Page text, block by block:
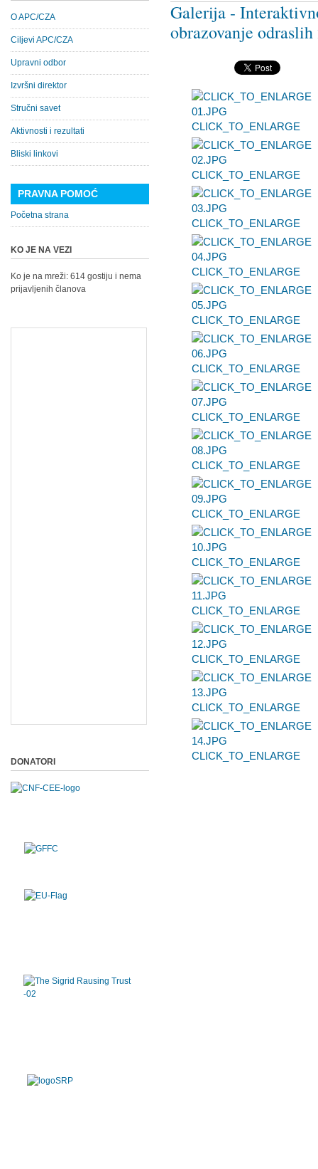
Galerija -
obrazovanje
CLICK_TO_ENLARGE
CLICK_TO_ENLARGE
CLICK_TO_ENLARGE
CLICK_TO_ENLARGE
CLICK_TO_ENLARGE
CLICK_TO_ENLARGE
CLICK_TO_ENLARGE
CLICK_TO_ENLARGE
CLICK_TO_ENLARGE
CLICK_TO_ENLARGE
CLICK_TO_ENLARGE
CLICK_TO_ENLARGE
CLICK_TO_ENLARGE
CLICK_TO_ENLARGE
O APC/CZA
Ciljevi APC/CZA
Upravni odbor
Izvršni direktor
Stručni savet
Aktivnosti i rezultati
Bliski linkovi
PRAVNA POMOĆ
Početna strana
KO JE NA VEZI
Ko je na mreži: 614 gostiju i nema
prijavljenih članova
DONATORI